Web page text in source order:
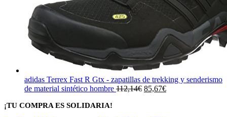
adidas Terrex Fast R Gtx - zapatillas de trekking y senderismo
de material sintético hombre 112,14€ El
85,67€El
¡TU COMPRA ES SOLIDARIA!